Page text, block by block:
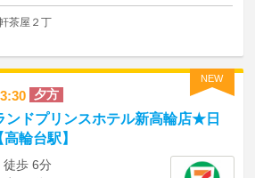
茶屋２丁
NEW
夕方
ンドプリンスホテル新高輪店★日
輪台駅】
徒歩 6分